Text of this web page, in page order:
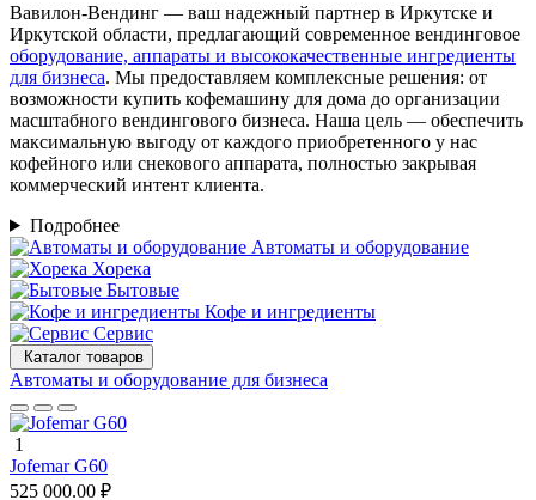
Вавилон-Вендинг — ваш надежный партнер в Иркутске и
Иркутской области, предлагающий современное вендинговое
оборудование, аппараты и высококачественные ингредиенты
для бизнеса. Мы предоставляем комплексные решения: от
возможности купить кофемашину для дома до организации
масштабного вендингового бизнеса. Наша цель — обеспечить
максимальную выгоду от каждого приобретенного у нас
кофейного или снекового аппарата, полностью закрывая
коммерческий интент клиента.
Подробнее
Автоматы и оборудование
Хорека
Бытовые
Кофе и ингредиенты
Сервис
Каталог товаров
Автоматы и оборудование для бизнеса
1
Jofemar G60
525 000.00 ₽